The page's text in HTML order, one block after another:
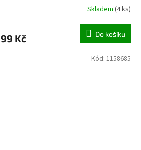
Skladem (4 ks)
99 Kč Do košíku
Kód: 1158685